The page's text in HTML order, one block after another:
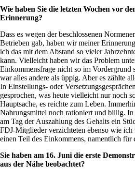
Wie haben Sie die letzten Wochen vor
Erinnerung?
Dass es wegen der beschlossenen
Betrieben gab, haben wir meiner
ich das mit dem Abstand so vieler
kann. Vielleicht haben wir das Problem
Einkommensfrage nicht so im Vordergrund
war alles andere als üppig. Aber es zählte
In Einstellungs- oder
gesprochen, was heute vielleicht nur noch
Hauptsache, es reichte zum Leben.
Nahrungsmittel noch rationiert und billig. In
am Tag der Auszahlung des Gehalts ein
FDJ-Mitglieder verzichteten ebenso wie ich
einen Teil des Einkommens, namentlich für
Sie haben am 16. Juni die erste
aus der Nähe beobachtet?